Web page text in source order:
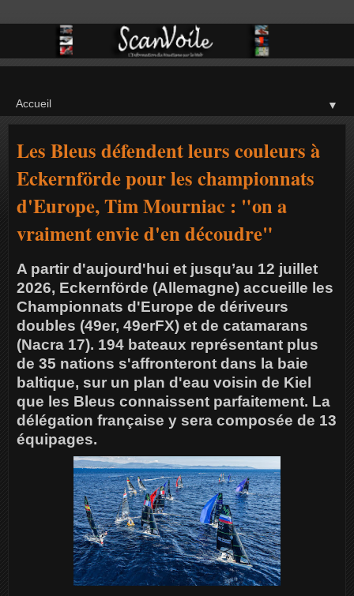
▼
Les Bleus défendent leurs couleurs à
Eckernförde pour les championnats
d'Europe, Tim Mourniac : "on a
vraiment envie d'en découdre"
A partir d'aujourd'hui et jusqu’au 12 juillet
2026, Eckernförde (Allemagne) accueille les
Championnats d'Europe de dériveurs
doubles (49er, 49erFX) et de catamarans
(Nacra 17). 194 bateaux représentant plus
de 35 nations s'affronteront dans la baie
baltique, sur un plan d'eau voisin de Kiel
que les Bleus connaissent parfaitement. La
délégation française y sera composée de 13
équipages.